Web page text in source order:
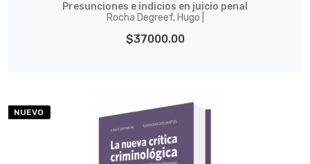
Presunciones e indicios en juicio penal
Rocha Degreef, Hugo |
$37000.00
NUEVO